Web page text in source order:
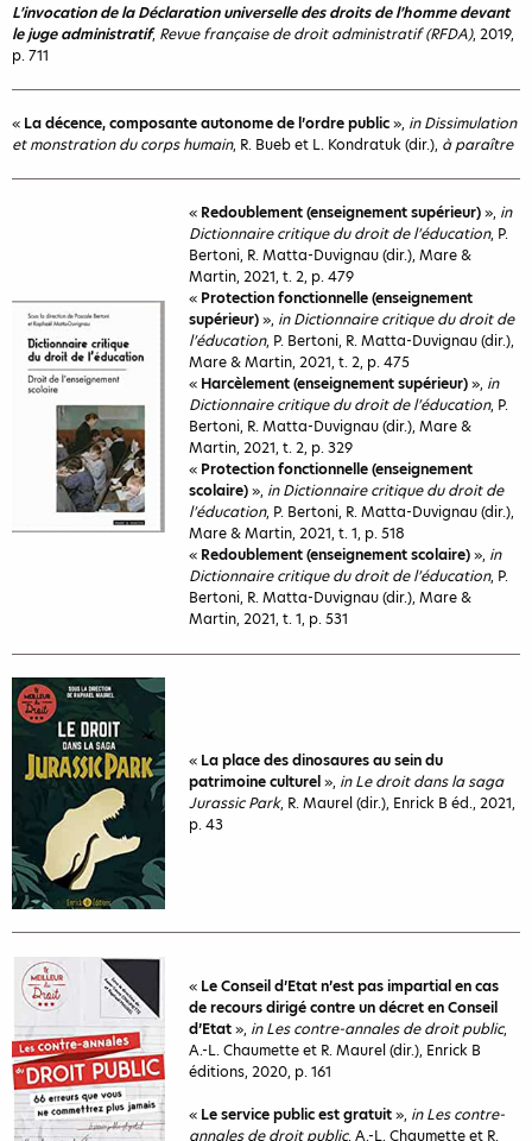
L’invocation de la Déclaration universelle des droits de l’homme devant
le juge administratif, Revue française de droit administratif (RFDA), 2019,
p. 711
« La décence, composante autonome de l’ordre public», in Dissimulation
et monstration du corps humain, R. Bueb et L. Kondratuk (dir.), à paraître
« Redoublement (enseignement supérieur)», in
Dictionnaire critique du droit de l’éducation, P.
Bertoni, R. Matta-Duvignau (dir.), Mare &
Martin, 2021, t. 2, p. 479
« Protection fonctionnelle (enseignement
supérieur)», in Dictionnaire critique du droit de
l’éducation, P. Bertoni, R. Matta-Duvignau (dir.),
Mare & Martin, 2021, t. 2, p. 475
« Harcèlement (enseignement supérieur)», in
Dictionnaire critique du droit de l’éducation, P.
Bertoni, R. Matta-Duvignau (dir.), Mare &
Martin, 2021, t. 2, p. 329
« Protection fonctionnelle (enseignement
scolaire)», in Dictionnaire critique du droit de
l’éducation, P. Bertoni, R. Matta-Duvignau (dir.),
Mare & Martin, 2021, t. 1, p. 518
« Redoublement (enseignement scolaire)», in
Dictionnaire critique du droit de l’éducation, P.
Bertoni, R. Matta-Duvignau (dir.), Mare &
Martin, 2021, t. 1, p. 531
« La place des dinosaures au sein du
patrimoine culturel», in Le droit dans la saga
Jurassic Park, R. Maurel (dir.), Enrick B éd., 2021,
p. 43
« Le Conseil d’Etat n’est pas impartial en cas
de recours dirigé contre un décret en Conseil
d’Etat», in Les contre-annales de droit public,
A.-L. Chaumette et R. Maurel (dir.), Enrick B
éditions, 2020, p. 161
« Le service public est gratuit», in Les contre-
annales de droit public, A.-L. Chaumette et R.